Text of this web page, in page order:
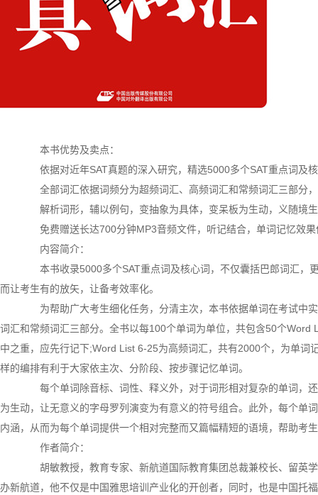
本书优势及卖点：
依据对近年SAT真题的深入研究，精选5000多个SAT重点词及
全部词汇依据词频分为超频词汇、高频词汇和常频词汇三部分
解析词形，辅以例句，变抽象为具体，变呆板为生动，义随境
免费赠送长达700分钟MP3音频文件，听记结合，单词记忆效果
内容简介：
本书收录5000多个SAT重点词及核心词，不仅囊括巴郎词汇，
而让考生有的放矢，让备考效率化。
为帮助广大考生细化任务，分清主次，本书依据单词在考试中
词汇和常频词汇三部分。全书以每100个单词为单位，共包含50个
中之重，应先行记下;Word List 6-25为高频词汇，共有2000个，为单
样的编排有利于大家依主次、分阶段、按步骤记忆单词。
每个单词除音标、词性、释义外，对于词形相对复杂的单词，
为生动，让无意义的字母罗列演变为有意义的符号组合。此外，每个单
内涵，从而为每个单词提供一个相对完整而又篇幅精短的语境，帮助考
作者简介：
胡敏教授，教育专家、新航道国际教育集团总裁兼校长、留英
办新航道，他不仅是中国雅思培训产业化的开创者，同时，也是中国托